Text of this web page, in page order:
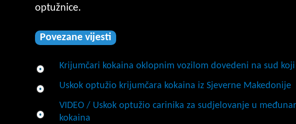
optužnice.
Povezane vijesti
Krijumčari kokaina oklopnim vozilom dovedeni na sud
Uskok optužio krijumčara kokaina iz Sjeverne Makedonije
VIDEO / Uskok optužio carinika za sudjelovanje u
kokaina